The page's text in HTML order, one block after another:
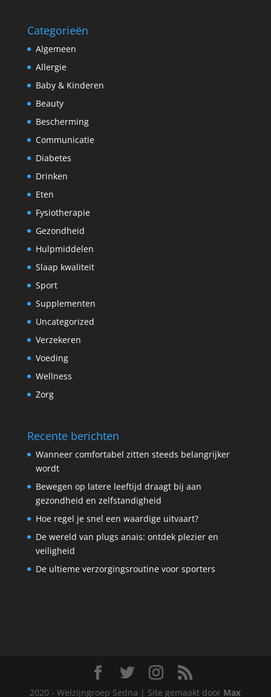
Categorieën
Algemeen
Allergie
Baby & Kinderen
Beauty
Bescherming
Communicatie
Diabetes
Drinken
Eten
Fysiotherapie
Gezondheid
Hulpmiddelen
Slaap kwaliteit
Sport
Supplementen
Uncategorized
Verzekeren
Voeding
Wellness
Zorg
Recente berichten
Wanneer comfortabel zitten steeds belangrijker
wordt
Bewegen op latere leeftijd draagt bij aan
gezondheid en zelfstandigheid
Hoe regel je snel een waardige uitvaart?
De wereld van plugs anais: ontdek plezier en
veiligheid
De ultieme verzorgingsroutine voor sporters
2020 - Welzijngroep Sedna | Site gemaakt door Max